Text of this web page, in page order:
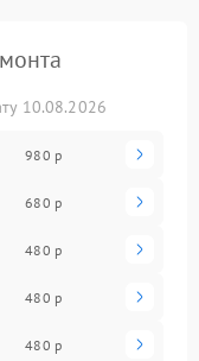
10.08.2026
980 р
680 р
480 р
480 р
480 р